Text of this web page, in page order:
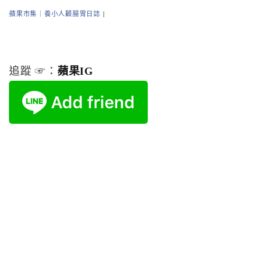
蘋果市集｜養小人顧腸胃日誌 |
追蹤 ☞： 蘋果IG